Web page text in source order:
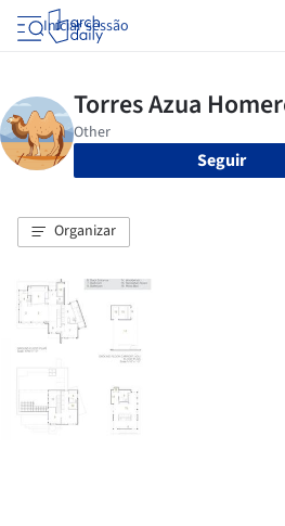
Iniciar sessão
Seguir
Organizar